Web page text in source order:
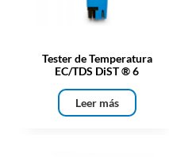
Tester de Temperatura
EC/TDS DiST ® 6
Leer más